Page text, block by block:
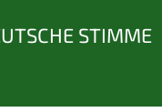
STIMME